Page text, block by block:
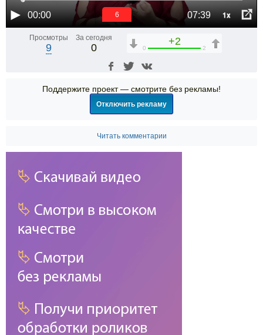
00:00 07:39 1x
6
Просмотры
9
За сегодня
0
+2
0 2
Поддержите проект — смотрите без рекламы!
Отключить рекламу
Читать комментарии